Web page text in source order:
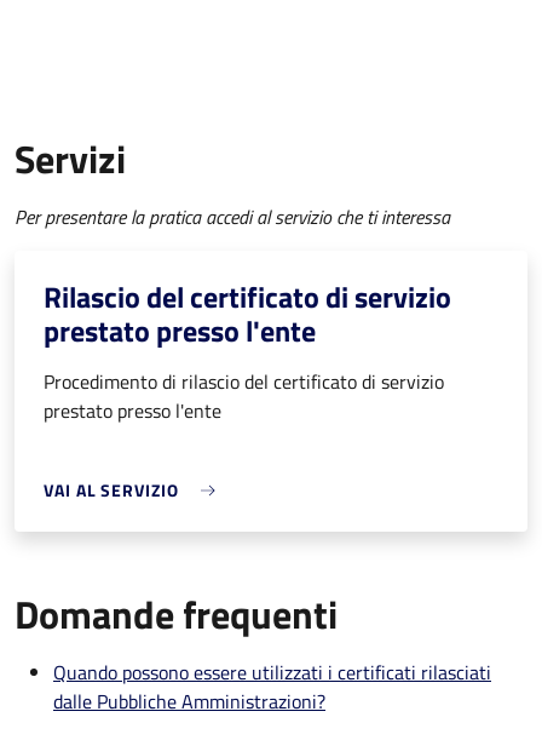
Servizi
Per presentare la pratica accedi al servizio che ti interessa
Rilascio del certificato di servizio
prestato presso l'ente
Procedimento di rilascio del certificato di servizio
prestato presso l'ente
VAI AL SERVIZIO
Domande frequenti
Quando possono essere utilizzati i certificati rilasciati
dalle Pubbliche Amministrazioni?